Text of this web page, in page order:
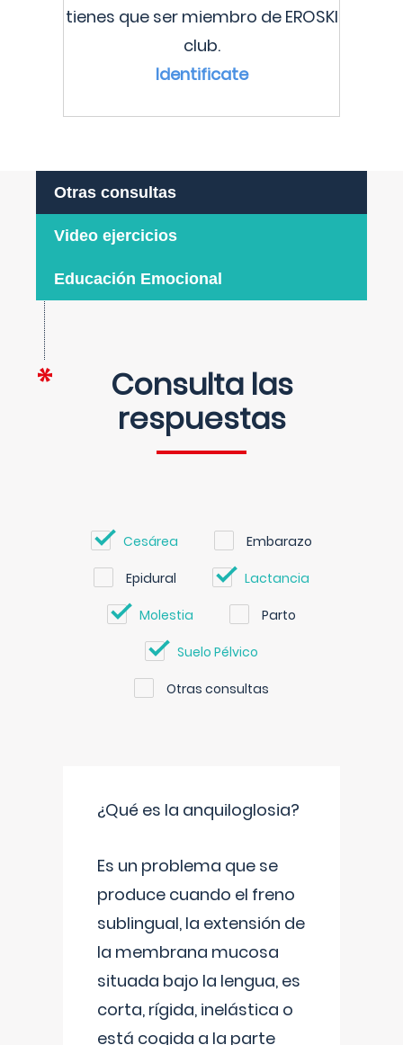
tienes que ser miembro de EROSKI
club.
Identificate
Otras consultas
Video ejercicios
Educación Emocional
Consulta las
respuestas
Cesárea Embarazo
Epidural Lactancia
Molestia Parto
Suelo Pélvico
Otras consultas
¿Qué es la anquiloglosia?
Es un problema que se
produce cuando el freno
sublingual, la extensión de
la membrana mucosa
situada bajo la lengua, es
corta, rígida, inelástica o
está cogida a la parte